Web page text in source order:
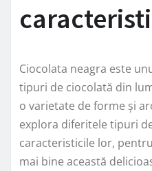
Ciocolata neagra este
tipuri de ciocolată din
o varietate de forme și
explora diferitele tipuri
caracteristicile lor,
mai bine această